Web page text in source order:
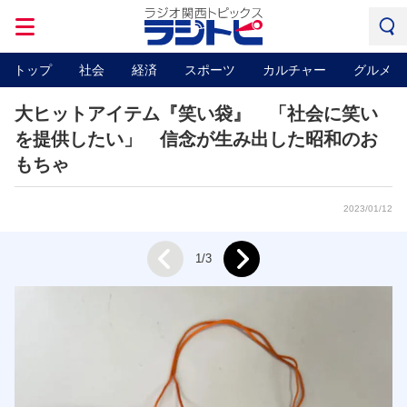
トップ 社会 経済 スポーツ カルチャー グルメ
大ヒットアイテム『笑い袋』 「社会に笑い
を提供したい」 信念が生み出した昭和のお
もちゃ
2023/01/12
Prev 1/3 Next